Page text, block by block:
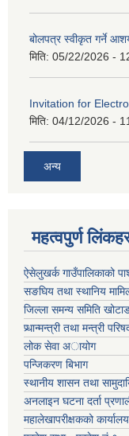
बोलपत्र स्वीकृत गर्ने
मिति: 05/22/2026 -
Invitation for
मिति: 04/12/2026 -
अन्य
महत्वपुर्ण
ऐसेलुखर्क गाउँपालिकाको
सङघिय तथा स्थानिय
जिल्ला समन्य समिति
प्र्धान्मन्त्री तथा मन्त्री
लोक सेवा अायोग
पन्जिकरण बिभाग
स्थानीय शासन तथा
अनलाइन घटना दर्ता
महालेखापरीक्षकको कार्यालय